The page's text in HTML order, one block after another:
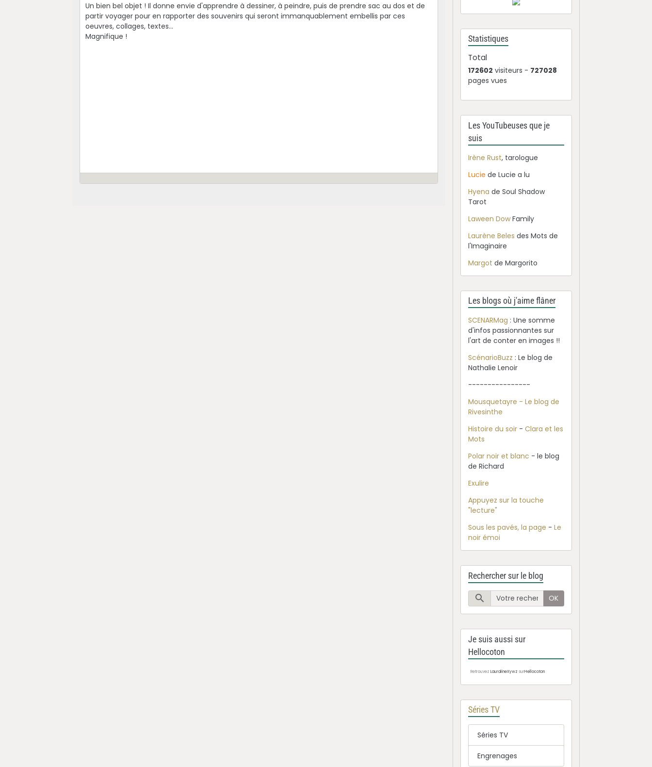
Un bien bel objet ! Il donne envie d'apprendre à dessiner, à peindre, puis de prendre sac au dos et de
partir voyager pour en rapporter des souvenirs qui seront immanquablement embellis par ces
oeuvres, collages, textes...
Magnifique !
Statistiques
Total
172602 visiteurs - 727028
pages vues
Les YouTubeuses que je
suis
Irène Rust, tarologue
Luciede Lucie a lu
Hyena de Soul Shadow
Tarot
Laween DowFamily
Laurène Beles des Mots de
l'Imaginaire
Margot de Margorito
Les blogs où j'aime flâner
SCENARMag : Une somme
d'infos passionnantes sur
l'art de conter en images !!
ScénarioBuzz : Le blog de
Nathalie Lenoir
----------------
Mousquetayre - Le blog de
Rivesinthe
Histoire du soir -Clara et les
Mots
Polar noir et blanc - le blog
de Richard
Exulire
Appuyez sur la touche
"lecture"
Sous les pavés, la page -Le
noir émoi
Rechercher sur le blog
OK
Je suis aussi sur
Hellocoton
RetrouvezLauralineXywz surHellocoton
Séries TV
Séries TV
Engrenages